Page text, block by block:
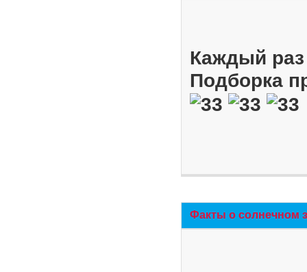
Каждый
Подборка
Факты о солнечном